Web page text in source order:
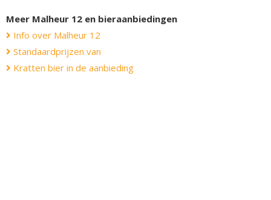
Meer Malheur 12 en bieraanbiedingen
Info over Malheur 12
Standaardprijzen van
Kratten bier in de aanbieding